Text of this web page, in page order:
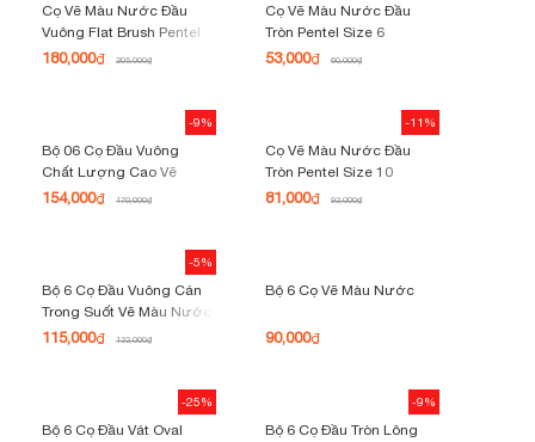
Cọ Vẽ Màu Nước Đầu
Vuông Flat Brush Pentel
Size 20
180,000₫ 205,000₫
Cọ Vẽ Màu Nước Đầu
Tròn Pentel Size 6
53,000₫ 60,000₫
Bộ 06 Cọ Đầu Vuông
Chất Lượng Cao Vẽ
Tranh Sơn Dầu Series
154,000₫ 170,000₫
-9%
Cọ Vẽ Màu Nước Đầu
Tròn Pentel Size 10
81,000₫ 92,000₫
-11%
Bộ 6 Cọ Đầu Vuông Cán
Trong Suốt Vẽ Màu Nước
Và Acrylic
115,000₫ 122,000₫
-5%
Bộ 6 Cọ Vẽ Màu Nước
90,000₫
Bộ 6 Cọ Đầu Vát Oval
-25%
Bộ 6 Cọ Đầu Tròn Lông
-9%